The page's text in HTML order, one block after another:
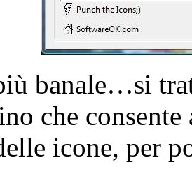
banale…si
che
icone, per